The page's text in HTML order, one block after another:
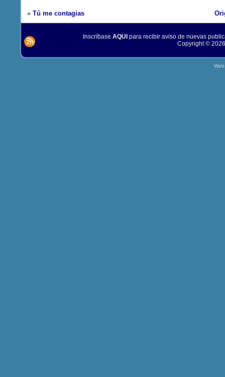
« Tú me contagias
Inscríbase AQUI para recibir aviso de nuevas
Copyright ©